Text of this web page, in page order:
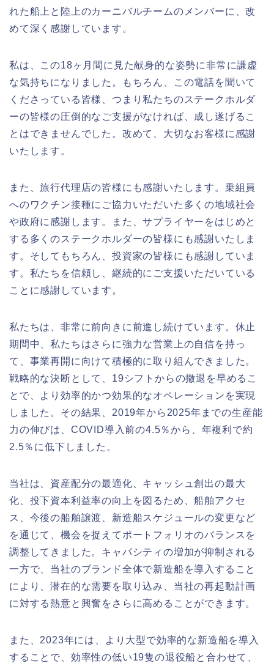
れた船上と陸上のカーニバルチームのメンバーに、改
めて深く感謝しています。
私は、この18ヶ月間に見た献身的な姿勢に非常に謙虚
な気持ちになりました。もちろん、この電話を聞いて
くださっている皆様、つまり私たちのステークホルダ
ーの皆様の圧倒的なご支援がなければ、成し遂げるこ
とはできませんでした。改めて、大切なお客様に感謝
いたします。
また、旅行代理店の皆様にも感謝いたします。乗組員
へのワクチン接種にご協力いただいた多くの地域社会
や政府に感謝します。また、サプライヤーをはじめと
する多くのステークホルダーの皆様にも感謝いたしま
す。そしてもちろん、投資家の皆様にも感謝していま
す。私たちを信頼し、継続的にご支援いただいている
ことに感謝しています。
私たちは、非常に前向きに前進し続けています。休止
期間中、私たちはさらに強力な営業上の自信を持っ
て、事業再開に向けて積極的に取り組んできました。
戦略的な決断として、19シフトからの撤退を早めるこ
とで、より効率的かつ効果的なオペレーションを実現
しました。その結果、2019年から2025年までの生産能
力の伸びは、COVID導入前の4.5％から、年複利で約
2.5％に低下しました。
当社は、資産配分の最適化、キャッシュ創出の最大
化、投下資本利益率の向上を図るため、船舶アクセ
ス、今後の船舶譲渡、新造船スケジュールの変更など
を通じて、機会を捉えてポートフォリオのバランスを
調整してきました。キャパシティの増加が抑制される
一方で、当社のブランド全体で新造船を導入すること
により、潜在的な需要を取り込み、当社の再起動計画
に対する熱意と興奮をさらに高めることができます。
また、2023年には、より大型で効率的な新造船を導入
することで、効率性の低い19隻の退役船と合わせて、